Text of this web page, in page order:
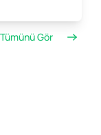
Tümünü Gör